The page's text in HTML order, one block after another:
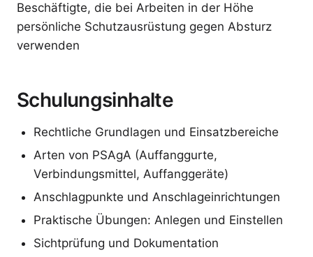
Beschäftigte, die bei Arbeiten in der Höhe
persönliche Schutzausrüstung gegen Absturz
verwenden
Schulungsinhalte
Rechtliche Grundlagen und Einsatzbereiche
Arten von PSAgA (Auffanggurte,
Verbindungsmittel, Auffanggeräte)
Anschlagpunkte und Anschlageinrichtungen
Praktische Übungen: Anlegen und Einstellen
Sichtprüfung und Dokumentation